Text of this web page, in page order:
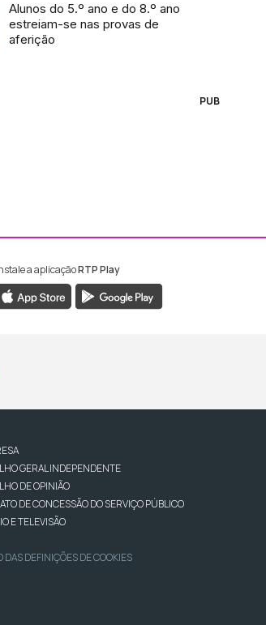
Alunos do 5.º ano e do 8.º ano
estreiam-se nas provas de
aferição
PUB
Madeira
RTP Madeira
a aplicaçãoRTP Play
GERAL INDEPENDENTE
DE OPINIÃO
DE CONCESSÃO DO SERVIÇO PÚBLICO
E TELEVISÃO
DAS DEFINIÇÕES DE COOKIES